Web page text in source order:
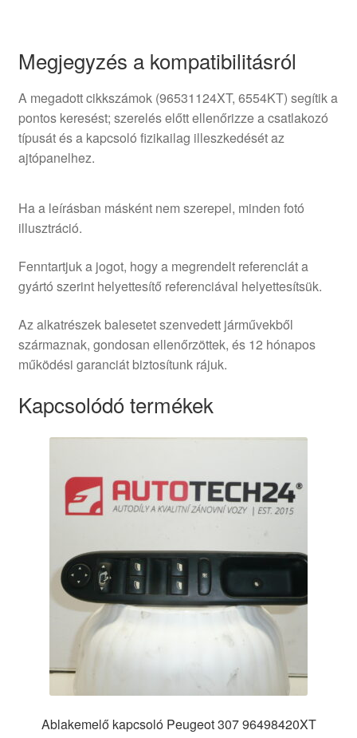
Megjegyzés a kompatibilitásról
A megadott cikkszámok (96531124XT, 6554KT) segítik a
pontos keresést; szerelés előtt ellenőrizze a csatlakozó
típusát és a kapcsoló fizikailag illeszkedését az
ajtópanelhez.
Ha a leírásban másként nem szerepel, minden fotó
illusztráció.
Fenntartjuk a jogot, hogy a megrendelt referenciát a
gyártó szerint helyettesítő referenciával helyettesítsük.
Az alkatrészek balesetet szenvedett járművekből
származnak, gondosan ellenőrzöttek, és 12 hónapos
működési garanciát biztosítunk rájuk.
Kapcsolódó termékek
Ablakemelő kapcsoló Peugeot 307 96498420XT